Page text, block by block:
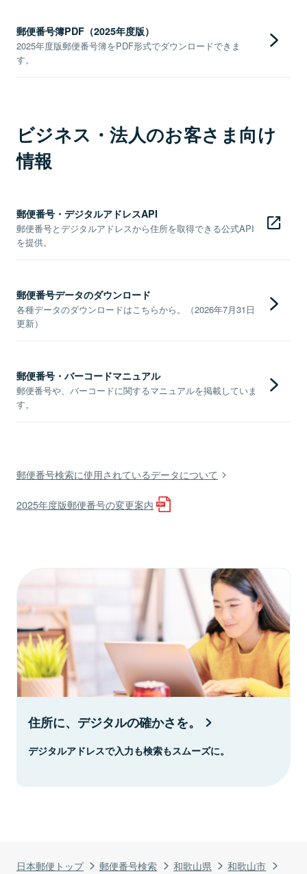
日本郵便トップ 郵便番号検索 和歌山県
和歌山市
郵便番号簿PDF（2025年度版）
2025年度版郵便番号簿をPDF形式でダウンロードできま
す。
ビジネス・法人のお客さま向け
情報
郵便番号・デジタルアドレスAPI
郵便番号とデジタルアドレスから住所を取得できる公式API
を提供。
郵便番号データのダウンロード
各種データのダウンロードはこちらから。（2026年7月31日
更新）
郵便番号・バーコードマニュアル
郵便番号や、バーコードに関するマニュアルを掲載していま
す。
郵便番号検索に使用されているデータについて
2025年度版郵便番号の変更案内
住所に、デジタルの確かさを。
デジタルアドレスで入力も検索もスムーズに。